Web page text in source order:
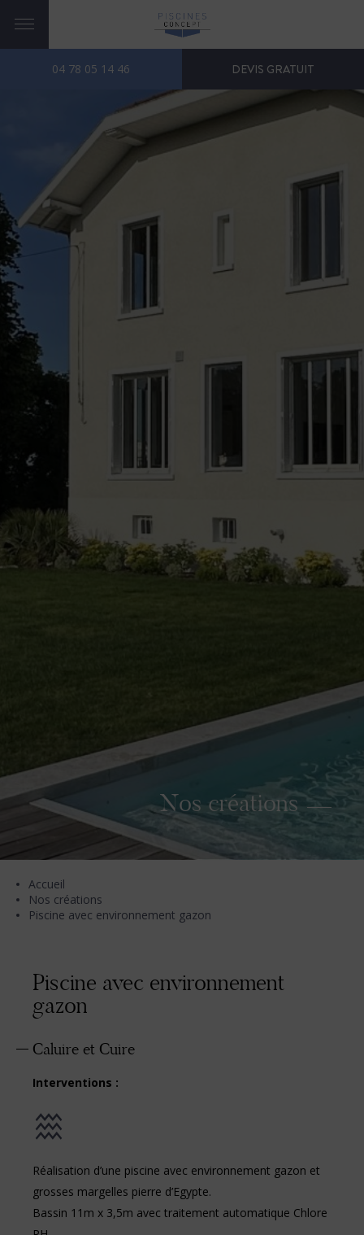
04 78 05 14 46 DEVIS GRATUIT
Nos créations
Accueil
Nos créations
Piscine avec environnement gazon
Piscine avec environnement
gazon
Caluire et Cuire
Interventions :
Réalisation d’une piscine avec environnement gazon et
grosses margelles pierre d’Egypte.
Bassin 11m x 3,5m avec traitement automatique Chlore